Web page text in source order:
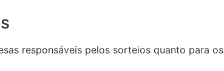
responsáveis pelos sorteios quanto para os